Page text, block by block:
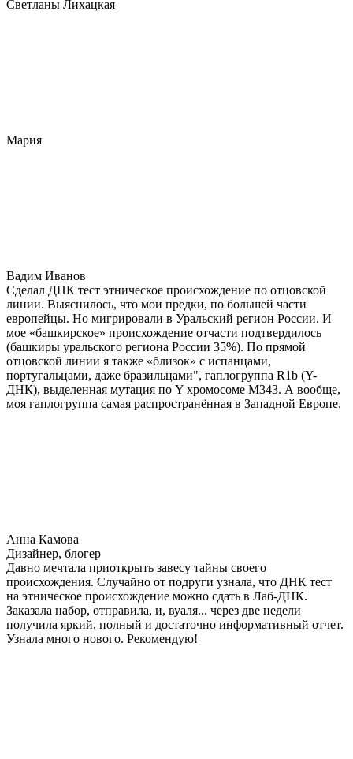
Светланы Лихацкая
Мария
Вадим Иванов
Сделал ДНК тест этническое происхождение по отцовской
линии. Выяснилось, что мои предки, по большей части
европейцы. Но мигрировали в Уральский регион России. И
мое «башкирское» происхождение отчасти подтвердилось
(башкиры уральского региона России 35%). По прямой
отцовской линии я также «близок» с испанцами,
португальцами, даже бразильцами", гаплогруппа R1b (Y-
ДНК), выделенная мутация по Y хромосоме М343. А вообще,
моя гаплогруппа самая распространённая в Западной Европе.
Анна Камова
Дизайнер, блогер
Давно мечтала приоткрыть завесу тайны своего
происхождения. Случайно от подруги узнала, что ДНК тест
на этническое происхождение можно сдать в Лаб-ДНК.
Заказала набор, отправила, и, вуаля... через две недели
получила яркий, полный и достаточно информативный отчет.
Узнала много нового. Рекомендую!